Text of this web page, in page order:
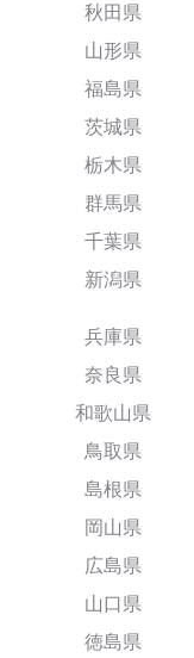
秋田県
山形県
福島県
茨城県
栃木県
群馬県
千葉県
新潟県
兵庫県
奈良県
和歌山県
鳥取県
島根県
岡山県
広島県
山口県
徳島県